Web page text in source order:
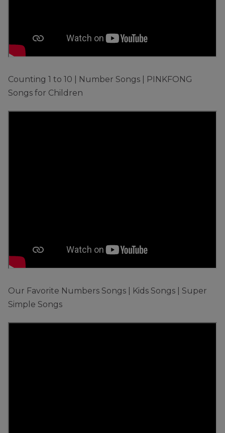
Counting 1 to 10 | Number Songs | PINKFONG
Songs for Children
Our Favorite Numbers Songs | Kids Songs | Super
Simple Songs